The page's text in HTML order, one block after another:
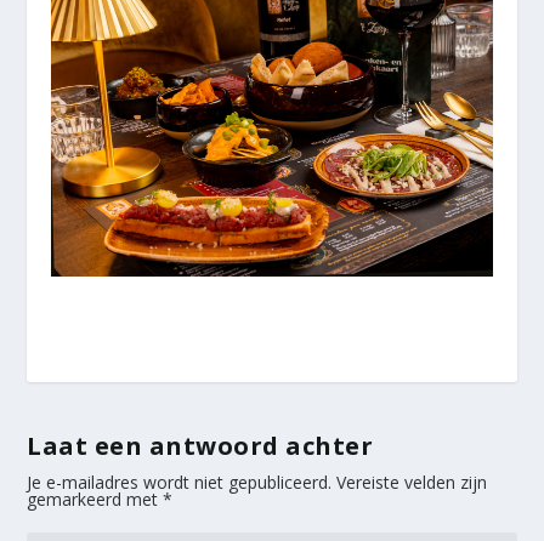
Laat een antwoord achter
Je e-mailadres wordt niet gepubliceerd. Vereiste velden zijn
gemarkeerd met*